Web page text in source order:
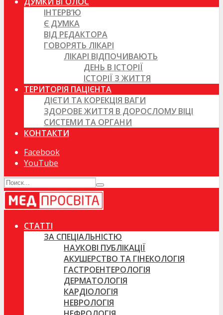
ІНТЕРВ’Ю
Є ДУМКА
ВІД РЕДАКТОРА
ГОВОРЯТЬ ЛІКАРІ
ЛІКАРІ ВІДПОЧИВАЮТЬ
ДЕНЬ В ІСТОРІЇ
ІСТОРІЇ З ЖИТТЯ
ТЕРИТОРІЯ ПАЦІЄНТА
ДІЄТИ ТА КОРЕКЦІЯ ВАГИ
ЗДОРОВЕ ЖИТТЯ В ДОРОСЛОМУ ВІЦІ
СИСТЕМИ ТА ОРГАНИ
КОНТАКТИ
Facebook
YouTube
СТАТТІ
ЗА СПЕЦІАЛЬНІСТЮ
НАУКОВІ ПУБЛІКАЦІЇ
АКУШЕРСТВО ТА ГІНЕКОЛОГІЯ
ГАСТРОЕНТЕРОЛОГІЯ
ДЕРМАТОЛОГІЯ
КАРДІОЛОГІЯ
НЕВРОЛОГІЯ